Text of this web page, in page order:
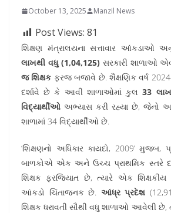
October 13, 2025 Manzil News
Post Views: 81
શિક્ષણ મંત્રાલયના સત્તાવાર આંકડાઓ
લાખથી વધુ (1,04,125)સરકારી શાળાઓ
જ શિક્ષક ફરજ બજાવે છે. શૈક્ષણિક વર્ષ
દર્શાવે છે કે આવી શાળાઓમાં કુલ33
વિદ્યાર્થીઓ અભ્યાસ કરી રહ્યા છે, જેનો
શાળામાં 34 વિદ્યાર્થીઓ છે.
‘શિક્ષણનો અધિકાર કાયદો, 2009’ મુજબ,
બાળકોએ એક અને ઉચ્ચ પ્રાથમિક સ્તરે
શિક્ષક ફરજિયાત છે, ત્યારે એક
આંકડો ચિંતાજનક છે. આંધ્ર પ્રદેશ
શિક્ષક ધરાવતી સૌથી વધુ શાળાઓ આવેલી છે,